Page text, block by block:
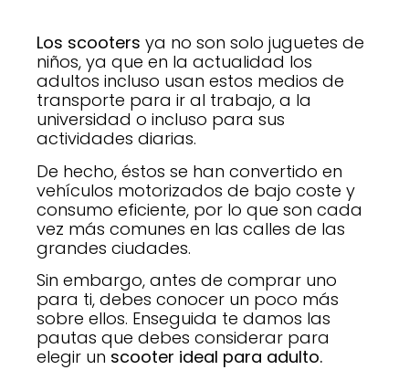
Los scooters ya no son solo juguetes de
niños, ya que en la actualidad los
adultos incluso usan estos medios de
transporte para ir al trabajo, a la
universidad o incluso para sus
actividades diarias.
De hecho, éstos se han convertido en
vehículos motorizados de bajo coste y
consumo eficiente, por lo que son cada
vez más comunes en las calles de las
grandes ciudades.
Sin embargo, antes de comprar uno
para ti, debes conocer un poco más
sobre ellos. Enseguida te damos las
pautas que debes considerar para
elegir un scooter ideal para adulto.